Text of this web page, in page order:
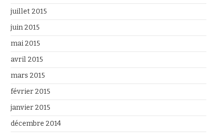
juillet 2015
juin 2015
mai 2015
avril 2015
mars 2015
février 2015
janvier 2015
décembre 2014